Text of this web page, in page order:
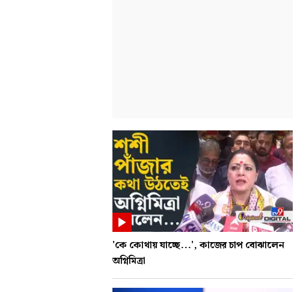
'কে কোথায় যাচ্ছে...', কাজের চাপ বোঝালেন
অগ্নিমিত্রা